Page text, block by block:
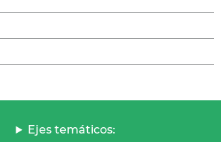
Ejes temáticos: